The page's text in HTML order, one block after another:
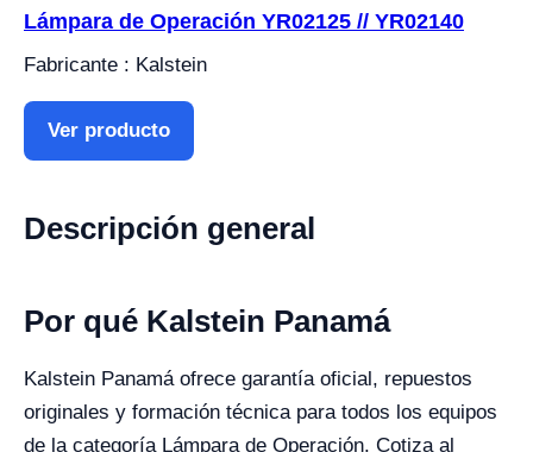
Lámpara de Operación YR02125 // YR02140
Fabricante : Kalstein
Ver producto
Descripción general
Por qué Kalstein Panamá
Kalstein Panamá ofrece garantía oficial, repuestos
originales y formación técnica para todos los equipos
de la categoría Lámpara de Operación. Cotiza al